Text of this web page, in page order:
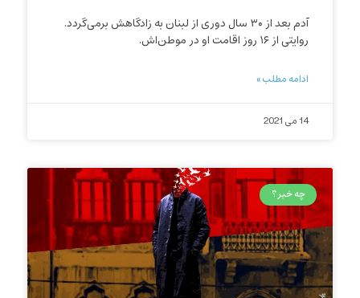
آدم بعد از ۳۰ سال دوری از لبنان به زادگاهش برمی‌گردد.
روایتی از ۱۶ روز اقامت او در موطن‌اش.
ادامه مطلب »
14 می 2021
چه خبر؟